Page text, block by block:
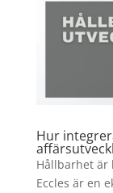
Hur
Hållbarhet är
Eccles är en